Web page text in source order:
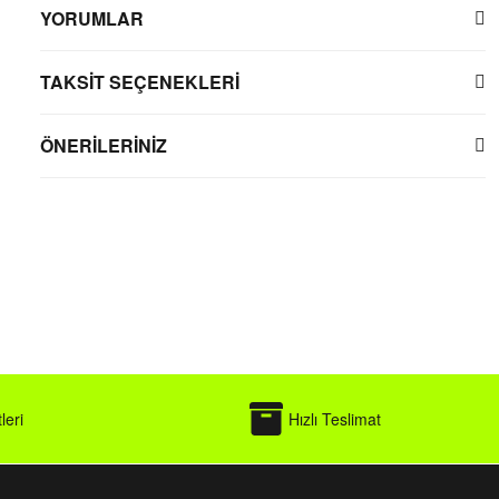
YORUMLAR
TAKSİT SEÇENEKLERİ
ÖNERİLERİNİZ
Hızlı Teslimat